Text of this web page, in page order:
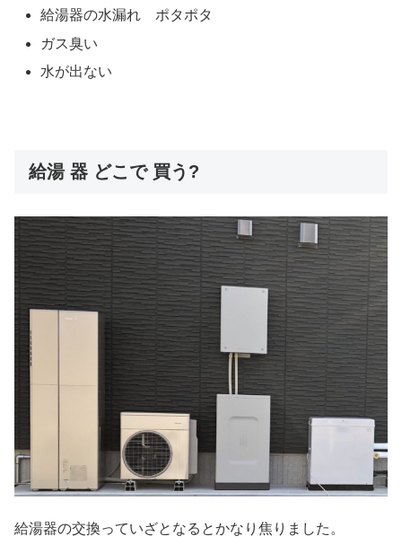
給湯器の水漏れ ポタポタ
ガス臭い
水が出ない
給湯 器 どこで 買う?
給湯器の交換っていざとなるとかなり焦りました。